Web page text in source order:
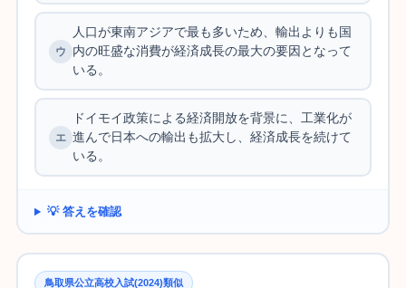
人口が東南アジアで最も多いため、輸出よりも国
内の旺盛な消費が経済成長の最大の要因となって
いる。
ドイモイ政策による経済開放を背景に、工業化が
進んで日本への輸出も拡大し、経済成長を続けて
いる。
💡 答えを確認
鳥取県公立高校入試(2024)類似